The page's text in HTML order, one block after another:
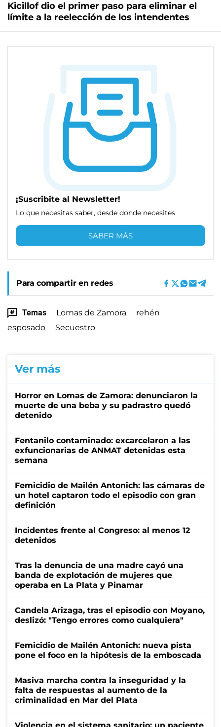
Kicillof dio el primer paso para eliminar el
límite a la reelección de los intendentes
¡Suscribite al Newsletter!
Lo que necesitas saber, desde donde necesites
SABER MÁS
Para compartir en redes
Temas Lomas de Zamora
rehén
esposado
Secuestro
Ver más
Horror en Lomas de Zamora: denunciaron la
muerte de una beba y su padrastro quedó
detenido
Fentanilo contaminado: excarcelaron a las
exfuncionarias de ANMAT detenidas esta
semana
Femicidio de Mailén Antonich: las cámaras de
un hotel captaron todo el episodio con gran
definición
Incidentes frente al Congreso: al menos 12
detenidos
Tras la denuncia de una madre cayó una
banda de explotación de mujeres que
operaba en La Plata y Pinamar
Candela Arizaga, tras el episodio con Moyano,
deslizó: "Tengo errores como cualquiera"
Femicidio de Mailén Antonich: nueva pista
pone el foco en la hipótesis de la emboscada
Masiva marcha contra la inseguridad y la
falta de respuestas al aumento de la
criminalidad en Mar del Plata